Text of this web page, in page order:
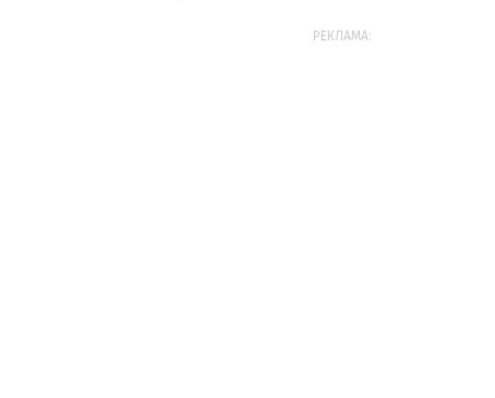
РЕКЛАМА: